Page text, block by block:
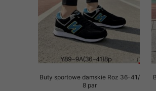
Buty sportowe damskie Roz 36-41/
8 par